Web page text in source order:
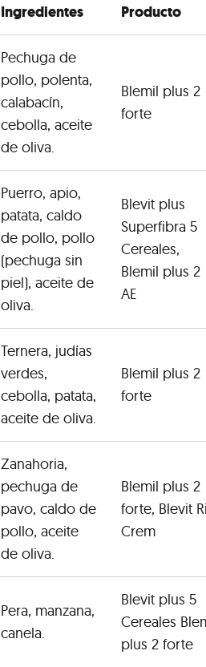
Ingredientes Producto
Pechuga de
pollo, polenta,
calabacín,
cebolla, aceite
de oliva.
Blemil plus 2
forte
Puerro, apio,
patata, caldo
de pollo, pollo
(pechuga sin
piel), aceite de
oliva.
Blevit plus
Superfibra 5
Cereales,
Blemil plus 2
AE
Ternera, judías
verdes,
cebolla, patata,
aceite de oliva.
Blemil plus 2
forte
Zanahoria,
pechuga de
pavo, caldo de
pollo, aceite
de oliva.
Blemil plus 2
forte, Blevit
Crem
Pera, manzana,
canela.
Blevit plus 5
Cereales
plus 2 forte